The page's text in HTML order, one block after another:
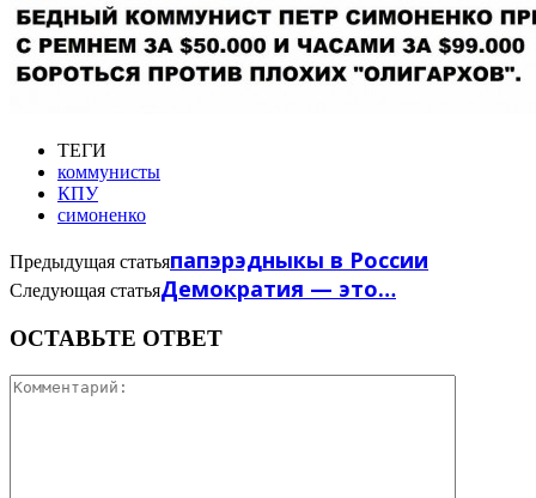
ТЕГИ
коммунисты
КПУ
симоненко
Предыдущая статьяпапэрэдныкы в России
Следующая статьяДемократия — это…
ОСТАВЬТЕ ОТВЕТ